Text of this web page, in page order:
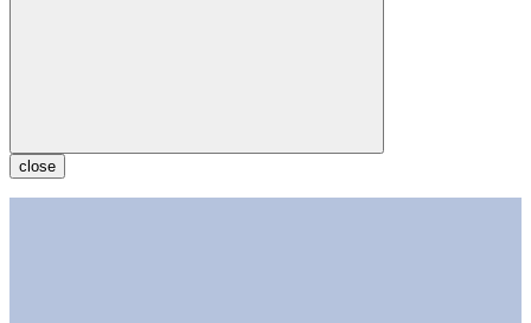
close